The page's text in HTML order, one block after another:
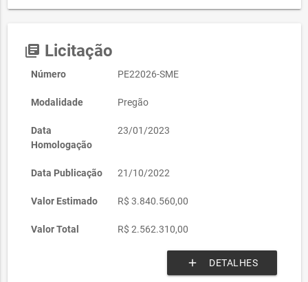
library_books Licitação
Número PE22026-SME
Modalidade Pregão
Data
Homologação
23/01/2023
Data Publicação 21/10/2022
Valor Estimado R$ 3.840.560,00
Valor Total R$ 2.562.310,00
add DETALHES